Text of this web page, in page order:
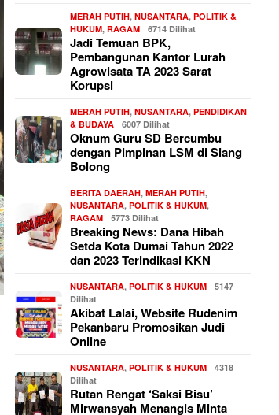
MERAH PUTIH,NUSANTARA,POLITIK &
HUKUM,RAGAM 6714 Dilihat
Jadi Temuan BPK,
Pembangunan Kantor Lurah
Agrowisata TA 2023 Sarat
Korupsi
MERAH PUTIH,NUSANTARA,PENDIDIKAN
& BUDAYA
6007 Dilihat
Oknum Guru SD Bercumbu
dengan Pimpinan LSM di Siang
Bolong
BERITA DAERAH,MERAH PUTIH,
NUSANTARA,POLITIK & HUKUM,
RAGAM
5773 Dilihat
Breaking News: Dana Hibah
Setda Kota Dumai Tahun 2022
dan 2023 Terindikasi KKN
NUSANTARA,POLITIK & HUKUM
5147
Dilihat
Akibat Lalai, Website Rudenim
Pekanbaru Promosikan Judi
Online
NUSANTARA,POLITIK & HUKUM
4318
Dilihat
Rutan Rengat ‘Saksi Bisu’
Mirwansyah Menangis Minta